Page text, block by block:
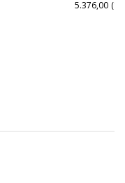
5.376,00